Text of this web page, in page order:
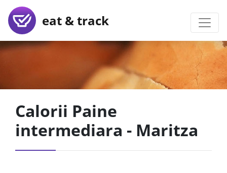
eat & track
Calorii Paine
intermediara - Maritza